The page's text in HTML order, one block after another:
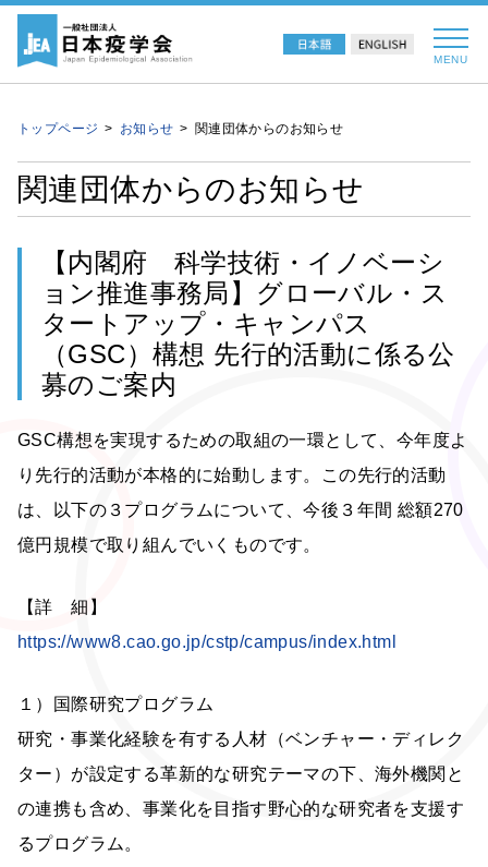
MENU
トップページ お知らせ 関連団体からのお知らせ
関連団体からのお知らせ
【内閣府 科学技術・イノベーシ
ョン推進事務局】グローバル・ス
タートアップ・キャンパス
（GSC）構想 先行的活動に係る公
募のご案内
GSC構想を実現するための取組の一環として、今年度よ
り先行的活動が本格的に始動します。この先行的活動
は、以下の３プログラムについて、今後３年間 総額270
億円規模で取り組んでいくものです。
【詳 細】
https://www8.cao.go.jp/cstp/campus/index.html
１）国際研究プログラム
研究・事業化経験を有する人材（ベンチャー・ディレク
ター）が設定する革新的な研究テーマの下、海外機関と
の連携も含め、事業化を目指す野心的な研究者を支援す
るプログラム。